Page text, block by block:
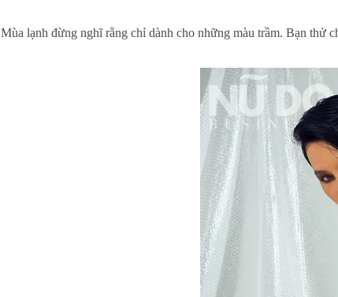
Mùa lạnh đừng nghĩ rằng chỉ dành cho những màu trầm. Bạn thử